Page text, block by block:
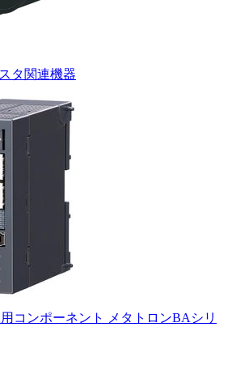
タ関連機器
コンポーネント メタトロンBAシリ